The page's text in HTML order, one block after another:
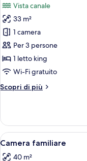
foto
per
Camera
Premium,
vista
canale
Extra
Ad
+
1
Vista canale
33 m²
1 camera
Per 3 persone
1 letto king
Wi-Fi gratuito
Scopri di più
Altri
Premium,
vista
canale
Apri
tutte
5
Camera familiare
40 m²